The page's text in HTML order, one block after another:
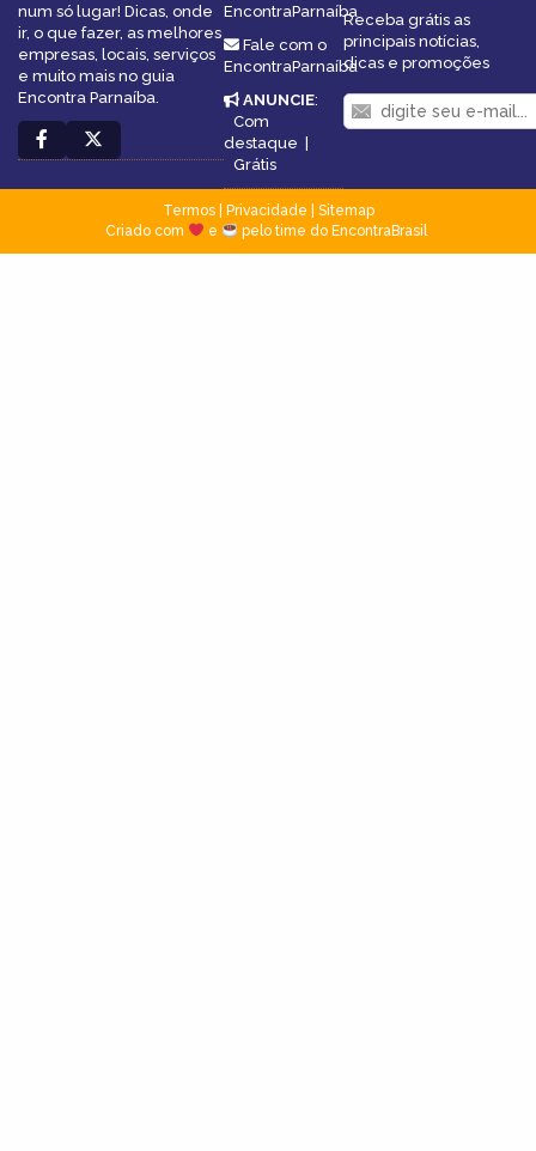
num só lugar! Dicas, onde
ir, o que fazer, as melhores
empresas, locais, serviços
e muito mais no guia
Encontra Parnaíba.
EncontraParnaíba
Fale com o
EncontraParnaíba
ANUNCIE:
Com
destaque
Grátis
Receba grátis as
principais notícias,
dicas e promoções
Termos| Privacidade
Sitemap
Criado com
e pelo time do EncontraBrasil